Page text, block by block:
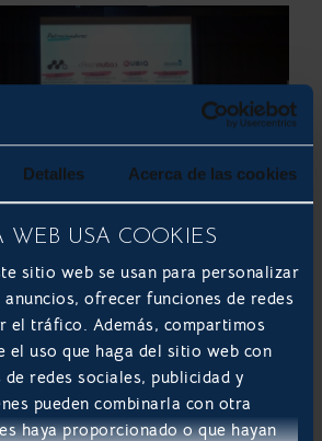
Detalles Acerca de las cookies
WEB USA COOKIES
sitio web se usan para personalizar
ofrecer funciones de redes
el tráfico. Además, compartimos
el uso que haga del sitio web con
redes sociales, publicidad y
pueden combinarla con otra
haya proporcionado o que hayan
el futuro con
apostando por el
de soluciones a medida con
tecnológico. Este tipo de eventos
posición en el ecosistema,
a seguir innovando y mejorando
llevamos a cabo.